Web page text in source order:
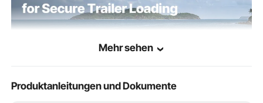
Mehr sehen
Produktanleitungen und Dokumente